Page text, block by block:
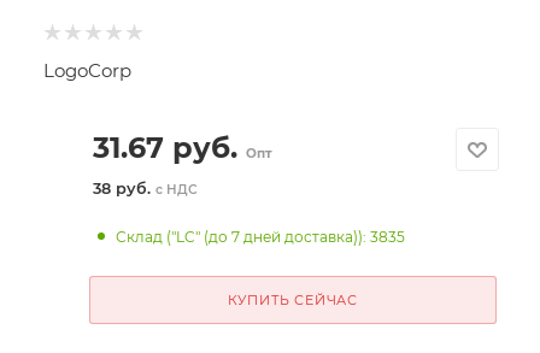
LogoCorp
31.67 руб. Опт
38 руб. с НДС
Склад ("LC" (до 7 дней доставка)): 3835
КУПИТЬ СЕЙЧАС